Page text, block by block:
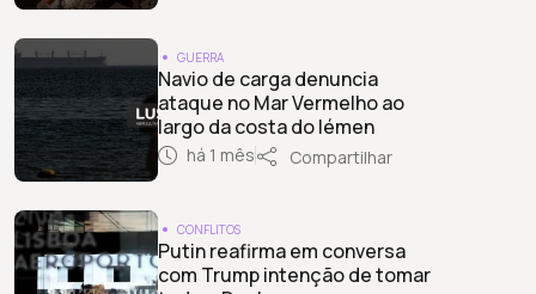
GUERRA
Navio de carga denuncia
ataque no Mar Vermelho ao
largo da costa do Iémen
há 1 mês Compartilhar
CONFLITOS
Putin reafirma em conversa
com Trump intenção de tomar